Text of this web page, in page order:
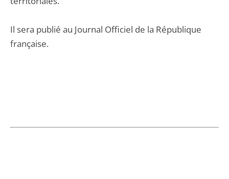
Il sera publié au Journal Officiel de la République
française.